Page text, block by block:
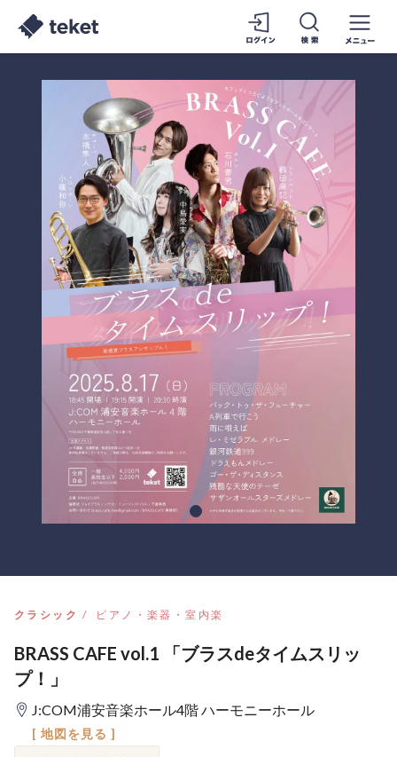
クラシック ピアノ・楽器・室内楽
BRASS CAFE vol.1 「ブラスdeタイムスリッ
プ！」
J:COM浦安音楽ホール4階 ハーモニーホール
[ 地図を見る ]